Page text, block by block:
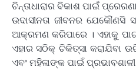
ଚିନ୍ତାଧାରାର ବିକାଶ ପାଇଁ
ଉଦାସୀନତା ଜୀବନର
ଆକ୍ରମଣ କରିପାରେ । ଏହାକୁ
ଏହାର ସଠିକ୍ ଚିକିତ୍ସା କରାଯିବା
ଏବଂ ମହିଳାଙ୍କ ପାଇଁ ପ୍ରଭାବଶାଳୀ